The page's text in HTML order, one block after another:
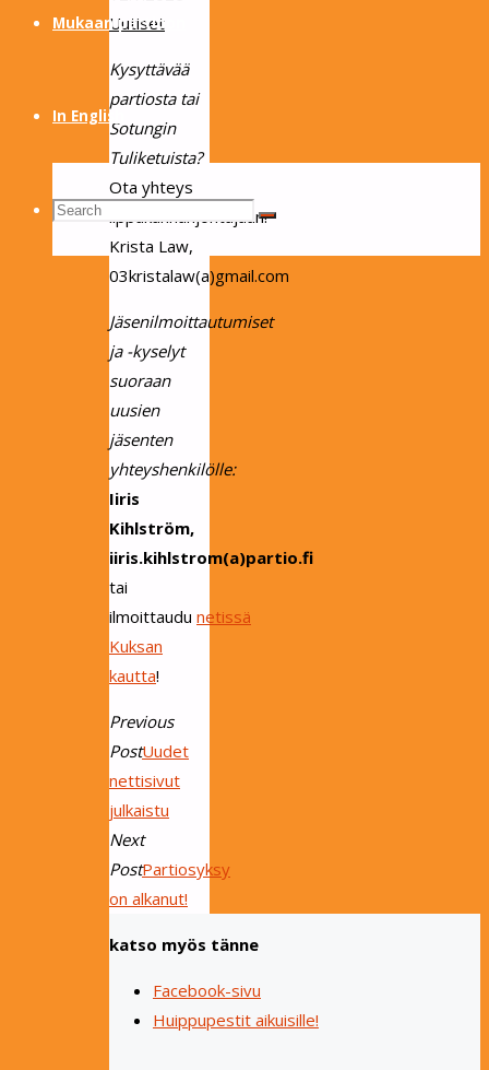
Mukaan partioon
In English
Search
Search
Search
Uutiset
Kysyttävää
partiosta tai
Sotungin
Tuliketuista?
Ota yhteys
lippukunnanjohtajaan!
Krista Law,
03kristalaw(a)gmail.com
Jäsenilmoittautumiset
ja -kyselyt
suoraan
uusien
jäsenten
yhteyshenkilölle:
Iiris
Kihlström,
iiris.kihlstrom(a)partio.fi
tai
ilmoittaudu netissä
Kuksan
kautta!
Previous
PostUudet
nettisivut
julkaistu
Next
PostPartiosyksy
on alkanut!
katso myös tänne
Facebook-sivu
Huippupestit aikuisille!